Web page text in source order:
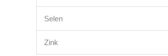
Selen
Zink